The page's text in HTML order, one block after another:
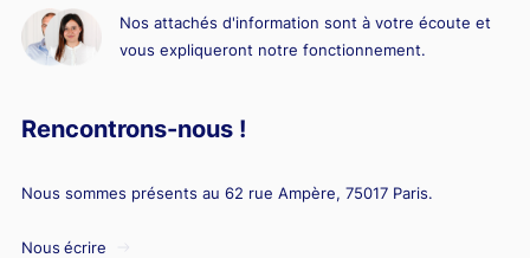
Nos attachés d'information sont à votre écoute et
vous expliqueront notre fonctionnement.
Rencontrons-nous !
Nous sommes présents au 62 rue Ampère, 75017 Paris.
Nous écrire